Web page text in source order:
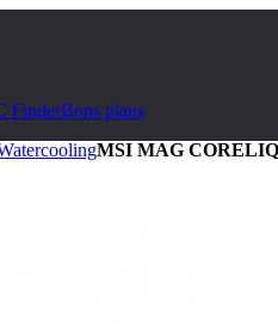
FinderBons plans
MSI MAG